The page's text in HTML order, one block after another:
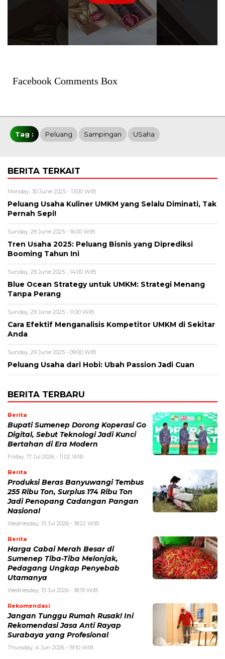
Facebook Comments Box
Tag : Peluang Sampingan USaha
BERITA TERKAIT
Monday, 30 June 2025 - 13:00 WIB
Peluang Usaha Kuliner UMKM yang Selalu Diminati, Tak
Pernah Sepi!
Sunday, 29 June 2025 - 16:00 WIB
Tren Usaha 2025: Peluang Bisnis yang Diprediksi
Booming Tahun Ini
Sunday, 29 June 2025 - 14:00 WIB
Blue Ocean Strategy untuk UMKM: Strategi Menang
Tanpa Perang
Sunday, 29 June 2025 - 11:00 WIB
Cara Efektif Menganalisis Kompetitor UMKM di Sekitar
Anda
Sunday, 29 June 2025 - 09:00 WIB
Peluang Usaha dari Hobi: Ubah Passion Jadi Cuan
BERITA TERBARU
Berita
Bupati Sumenep Dorong Koperasi Go
Digital, Sebut Teknologi Jadi Kunci
Bertahan di Era Modern
Friday, 17 Jul 2026 - 11:02 WIB
Berita
Produksi Beras Banyuwangi Tembus
255 Ribu Ton, Surplus 174 Ribu Ton
Jadi Penopang Cadangan Pangan
Nasional
Wednesday, 15 Jul 2026 - 18:22 WIB
Berita
Harga Cabai Merah Besar di
Sumenep Tiba-Tiba Melonjak,
Pedagang Ungkap Penyebab
Utamanya
Wednesday, 15 Jul 2026 - 18:19 WIB
Rekomendasi
Jangan Tunggu Rumah Rusak! Ini
Rekomendasi Jasa Anti Rayap
Surabaya yang Profesional
Thursday, 4 Jun 2026 - 19:10 WIB